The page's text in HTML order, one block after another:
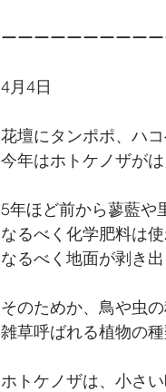
ーーーーーーーーー
4月4日
花壇にタンポポ、ハ
今年はホトケノザが
5年ほど前から蓼藍や
なるべく化学肥料は
なるべく地面が剥き
そのためか、鳥や虫
雑草呼ばれる植物の
ホトケノザは、小さ